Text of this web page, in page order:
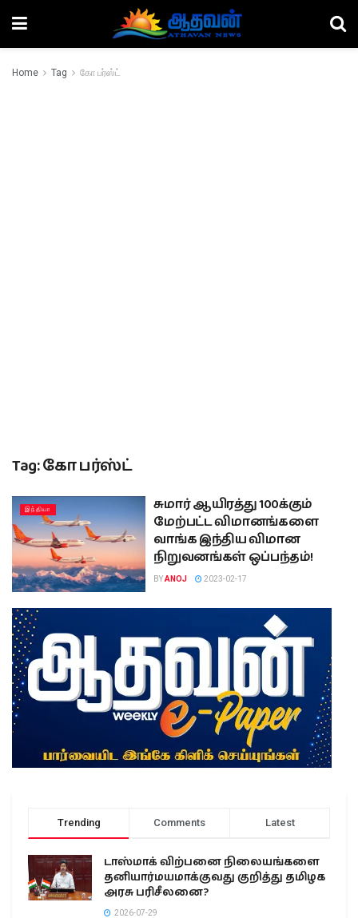
Home Tag கோ பர்ஸ்ட்
Tag:கோ பர்ஸ்ட்
இந்தியா
சுமார் ஆயிரத்து 100க்கும்
மேற்பட்ட விமானங்களை
வாங்க இந்திய விமான
நிறுவனங்கள் ஒப்பந்தம்!
BYANOJ 2023-02-17
Trending Comments Latest
டாஸ்மாக் விற்பனை நிலையங்களை
தனியார்மயமாக்குவது குறித்து தமிழக
அரசு பரிசீலனை?
2026-07-29